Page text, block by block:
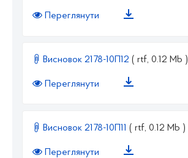
Переглянути
Висновок 2178-10П12 ( rtf, 0.12 Mb )
Переглянути
Висновок 2178-10П11 ( rtf, 0.12 Mb )
Переглянути